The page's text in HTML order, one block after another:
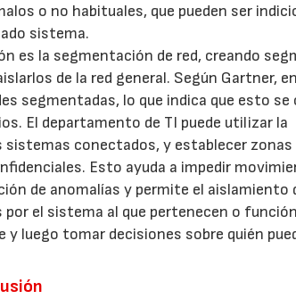
o no habituales, que pueden ser
sistema.
es la segmentación de red, creando
de la red general. Según Gartner,
segmentadas, lo que indica que esto
El departamento de TI puede utilizar la
conectados, y establecer zonas
Esto ayuda a impedir
de anomalías y permite el aislamiento
el sistema al que pertenecen o
luego tomar decisiones sobre quién